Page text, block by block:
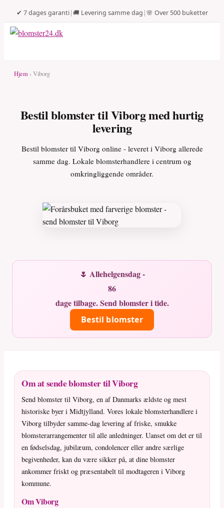
✔ 7 dages garanti|🚚 Levering samme dag |🌸 Over 500 buketter
Hjem › Viborg
Bestil blomster til Viborg med hurtig
levering
Bestil blomster til Viborg online - leveret i Viborg allerede
samme dag. Lokale blomsterhandlere i centrum og
omkringliggende områder.
🌷 Allehelgensdag -
86
dage tilbage. Send blomster i tide.
Bestil blomster
Om at sende blomster til Viborg
Send blomster til Viborg, en af Danmarks ældste og mest
historiske byer i Midtjylland. Vores lokale blomsterhandlere i
Viborg tilbyder samme-dag levering af friske, smukke
blomsterarrangementer til alle anledninger. Uanset om det er til
en fødselsdag, jubilæum, condolencer eller andre særlige
begivenheder, kan du være sikker på, at dine blomster
ankommer friskt og præsentabelt til modtageren i Viborg
kommune.
Om Viborg